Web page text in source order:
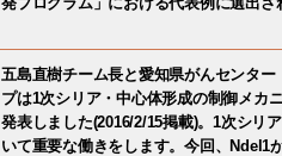
五島直樹チーム長と愛知県がんセンタ
プは1次シリア・中心体形成の制御メカ
発表しました(2016/2/15掲載)。1次シリ
いて重要な働きをします。今回、